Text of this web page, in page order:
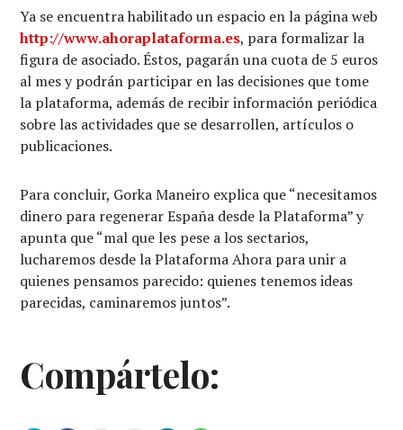
Ya se encuentra habilitado un espacio en la página web
http://www.ahoraplataforma.es, para formalizar la
figura de asociado. Éstos, pagarán una cuota de 5 euros
al mes y podrán participar en las decisiones que tome
la plataforma, además de recibir información periódica
sobre las actividades que se desarrollen, artículos o
publicaciones.
Para concluir, Gorka Maneiro explica que “necesitamos
dinero para regenerar España desde la Plataforma” y
apunta que “mal que les pese a los sectarios,
lucharemos desde la Plataforma Ahora para unir a
quienes pensamos parecido: quienes tenemos ideas
parecidas, caminaremos juntos”.
Compártelo: